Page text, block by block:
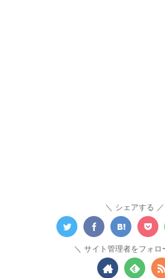
シェアする
サイト管理者をフォロ